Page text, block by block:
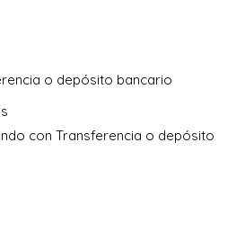
o depósito bancario
con Transferencia o depósito